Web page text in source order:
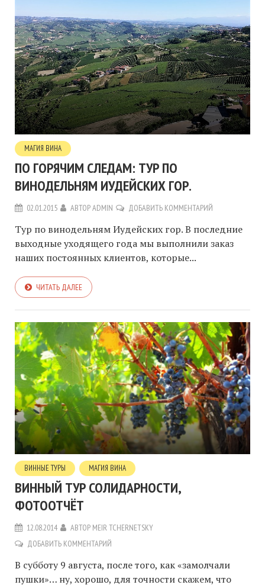
МАГИЯ ВИНА
ПО ГОРЯЧИМ СЛЕДАМ: ТУР ПО
ВИНОДЕЛЬНЯМ ИУДЕЙСКИХ ГОР.
02.01.2015 АВТОРADMIN ДОБАВИТЬ КОММЕНТАРИЙ
Тур по винодельням Иудейских гор. В последние
выходные уходящего года мы выполнили заказ
наших постоянных клиентов, которые...
ЧИТАТЬ ДАЛЕЕ
ВИННЫЕ ТУРЫ МАГИЯ ВИНА
ВИННЫЙ ТУР СОЛИДАРНОСТИ,
ФОТООТЧЁТ
12.08.2014 АВТОР MEIR TCHERNETSKY
ДОБАВИТЬ КОММЕНТАРИЙ
В субботу 9 августа, после того, как «замолчали
пушки»… ну, хорошо, для точности скажем, что